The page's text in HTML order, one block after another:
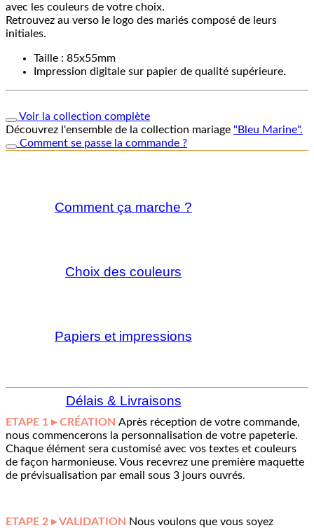
avec les couleurs de votre choix.
Retrouvez au verso le logo des mariés composé de leurs
initiales.
Taille : 85x55mm
Impression digitale sur papier de qualité supérieure.
Voir la collection complète
Découvrez l'ensemble de la collection mariage "Bleu Marine".
Comment se passe la commande ?
Comment ça marche ?
Choix des couleurs
Papiers et impressions
Délais & Livraisons
ETAPE 1 ▸ CRÉATION Après réception de votre commande,
nous commencerons la personnalisation de votre papeterie.
Chaque élément sera customisé avec vos textes et couleurs
de façon harmonieuse. Vous recevrez une première maquette
de prévisualisation par email sous 3 jours ouvrés.
ETAPE 2 ▸ VALIDATION Nous voulons que vous soyez